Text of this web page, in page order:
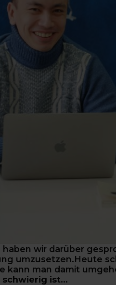
wir darüber
umzusetzen.Heute
kann man damit
ist...